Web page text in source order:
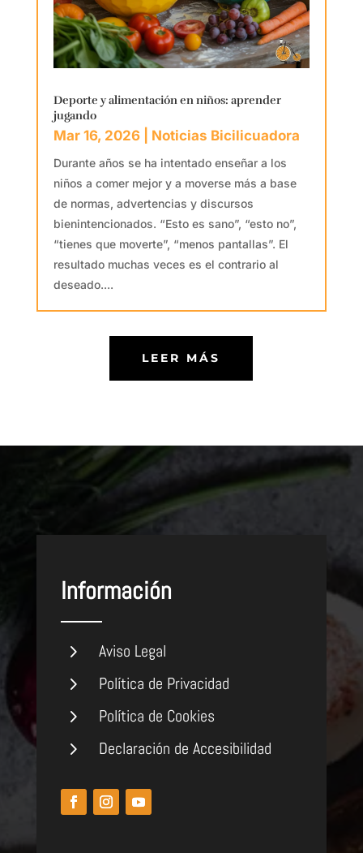
Deporte y alimentación en niños: aprender
jugando
Mar 16, 2026| Noticias Bicilicuadora
Durante años se ha intentado enseñar a los
niños a comer mejor y a moverse más a base
de normas, advertencias y discursos
bienintencionados. “Esto es sano”, “esto no”,
“tienes que moverte”, “menos pantallas”. El
resultado muchas veces es el contrario al
deseado....
LEER MÁS
Información
5 Aviso Legal
5 Política de Privacidad
5 Política de Cookies
5 Declaración de Accesibilidad